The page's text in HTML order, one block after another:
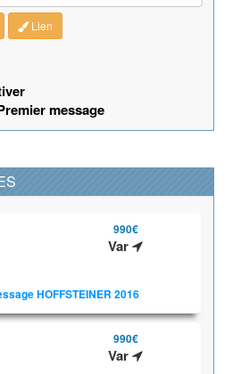
Lien
message
990€
Var
HOFFSTEINER 2016
990€
Var